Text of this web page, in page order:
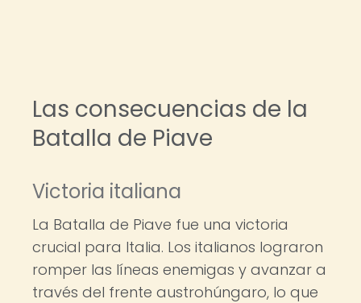
Las consecuencias de la
Batalla de Piave
Victoria italiana
La Batalla de Piave fue una victoria
crucial para Italia. Los italianos lograron
romper las líneas enemigas y avanzar a
través del frente austrohúngaro, lo que